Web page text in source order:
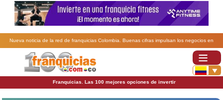
Nueva noticia de la red de franquicias Colombia. Buenas cifras impulsan los negocios en
Franquicias. Las 100 mejores opciones de invertir